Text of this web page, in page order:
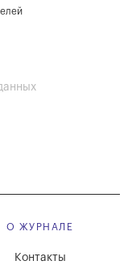
О ЖУРНАЛЕ
Контакты